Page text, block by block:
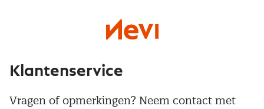
Klantenservice
Vragen of opmerkingen? Neem contact met